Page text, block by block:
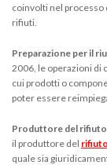
coinvolti nel
rifiuti.
Preparazione per il
2006, le operazioni di
cui prodotti o
poter essere
Produttore del
il produttore del rifiuto
quale sia